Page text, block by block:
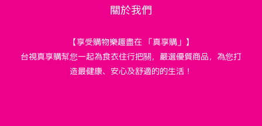
關於我們
【享受購物樂趣盡在 「真享購」】
台視真享購幫您一起為食衣住行把關，嚴選優質商品，為您打
造最健康、安心及舒適的的生活！